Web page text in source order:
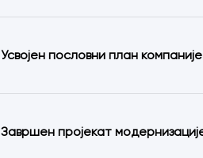
Усвојен пословни план
Завршен пројекат